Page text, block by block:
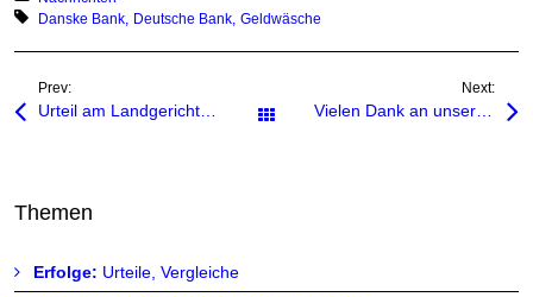
Tagged with:
Danske Bank Deutsche Bank Geldwäsche
Prev:
Alle Beiträge
Next:
Themen
Erfolge: Urteile, Vergleiche